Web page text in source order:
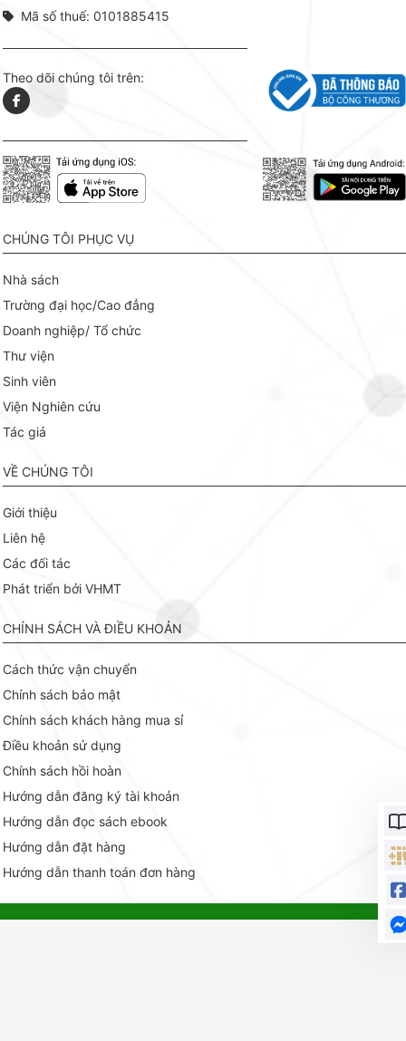
Mã số thuế: 0101885415
Theo dõi chúng tôi trên:
CHÚNG TÔI PHỤC VỤ
Nhà sách
Trường đại học/Cao đẳng
Doanh nghiệp/ Tổ chức
Thư viện
Sinh viên
Viện Nghiên cứu
Tác giả
VỀ CHÚNG TÔI
Giới thiệu
Liên hệ
Các đối tác
Phát triển bởi VHMT
CHÍNH SÁCH VÀ ĐIỀU KHOẢN
Cách thức vận chuyển
Chính sách bảo mật
Chính sách khách hàng mua sỉ
Điều khoản sử dụng
Chính sách hồi hoàn
Hướng dẫn đăng ký tài khoản
Hướng dẫn đọc sách ebook
Hướng dẫn đặt hàng
Hướng dẫn thanh toán đơn hàng